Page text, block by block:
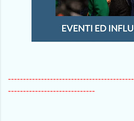
-----------------------------